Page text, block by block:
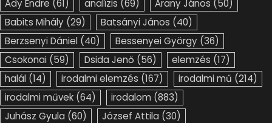
Ady Endre (61) analízis (69) Arany János (50)
Babits Mihály (29) Batsányi János (40)
Berzsenyi Dániel (40) Bessenyei György (36)
Csokonai (59) Dsida Jenő (56) elemzés (17)
halál (14) irodalmi elemzés (167) irodalmi mű (214)
irodalmi művek (64) irodalom (883)
Juhász Gyula (60) József Attila (30)